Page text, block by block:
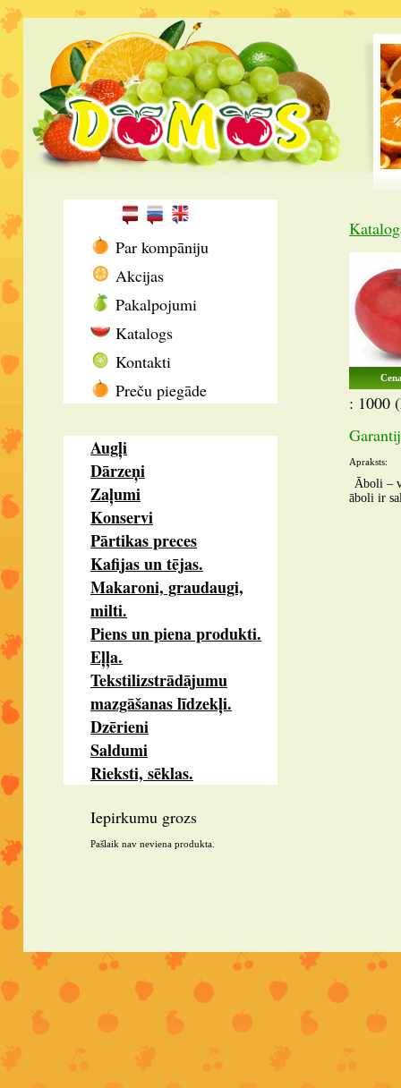
Par kompāniju
Akcijas
Pakalpojumi
Katalogs
Kontakti
Preču piegāde
Augļi
Dārzeņi
Zaļumi
Konservi
Pārtikas preces
Kafijas un tējas.
Makaroni, graudaugi,
milti.
Piens un piena produkti.
Eļļa.
Tekstilizstrādājumu
mazgāšanas līdzekļi.
Dzērieni
Saldumi
Rieksti, sēklas.
Iepirkumu grozs
Pašlaik nav neviena produkta.
: 1000
Apraksts:
Āboli –
āboli ir